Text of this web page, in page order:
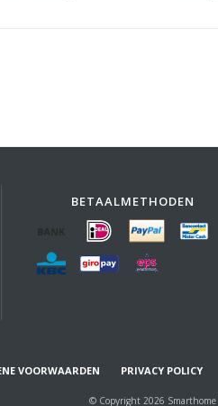
BETAALMETHODEN
VOORWAARDEN PRIVACY POLICY
© Copyright 2026 Smarthome